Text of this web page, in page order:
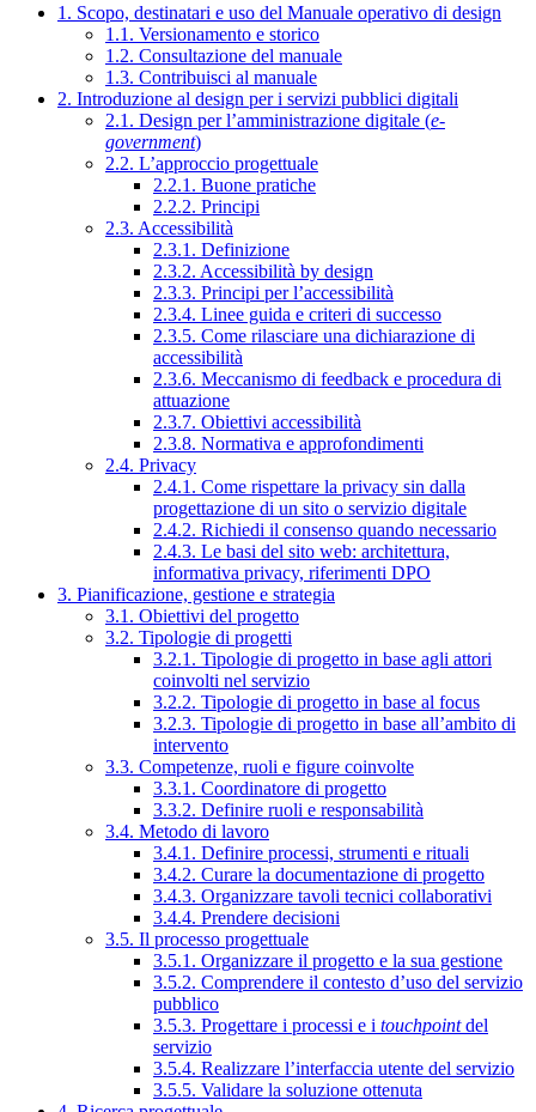
1. Scopo, destinatari e uso del Manuale operativo di design
1.1. Versionamento e storico
1.2. Consultazione del manuale
1.3. Contribuisci al manuale
2. Introduzione al design per i servizi pubblici digitali
2.1. Design per l’amministrazione digitale (e-
government)
2.2. L’approccio progettuale
2.2.1. Buone pratiche
2.2.2. Principi
2.3. Accessibilità
2.3.1. Definizione
2.3.2. Accessibilità by design
2.3.3. Principi per l’accessibilità
2.3.4. Linee guida e criteri di successo
2.3.5. Come rilasciare una dichiarazione di
accessibilità
2.3.6. Meccanismo di feedback e procedura di
attuazione
2.3.7. Obiettivi accessibilità
2.3.8. Normativa e approfondimenti
2.4. Privacy
2.4.1. Come rispettare la privacy sin dalla
progettazione di un sito o servizio digitale
2.4.2. Richiedi il consenso quando necessario
2.4.3. Le basi del sito web: architettura,
informativa privacy, riferimenti DPO
3. Pianificazione, gestione e strategia
3.1. Obiettivi del progetto
3.2. Tipologie di progetti
3.2.1. Tipologie di progetto in base agli attori
coinvolti nel servizio
3.2.2. Tipologie di progetto in base al focus
3.2.3. Tipologie di progetto in base all’ambito di
intervento
3.3. Competenze, ruoli e figure coinvolte
3.3.1. Coordinatore di progetto
3.3.2. Definire ruoli e responsabilità
3.4. Metodo di lavoro
3.4.1. Definire processi, strumenti e rituali
3.4.2. Curare la documentazione di progetto
3.4.3. Organizzare tavoli tecnici collaborativi
3.4.4. Prendere decisioni
3.5. Il processo progettuale
3.5.1. Organizzare il progetto e la sua gestione
3.5.2. Comprendere il contesto d’uso del servizio
pubblico
3.5.3. Progettare i processi e i touchpointdel
servizio
3.5.4. Realizzare l’interfaccia utente del servizio
3.5.5. Validare la soluzione ottenuta